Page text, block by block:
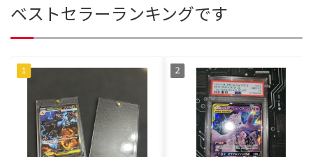
ベストセラーランキングです